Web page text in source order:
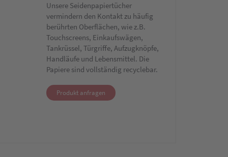
Unsere Seidenpapiertücher
vermindern den Kontakt zu häufig
berührten Oberflächen, wie z.B.
Touchscreens, Einkaufswägen,
Tankrüssel, Türgriffe, Aufzugknöpfe,
Handläufe und Lebensmittel. Die
Papiere sind vollständig recyclebar.
Produkt anfragen